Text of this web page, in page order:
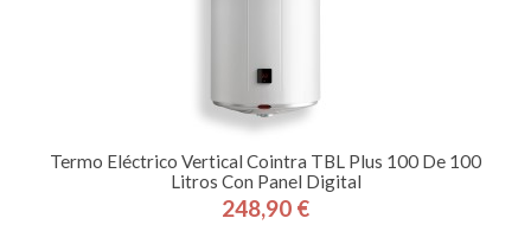
Termo Eléctrico Vertical Cointra TBL Plus 100 De 100
Litros Con Panel Digital
Precio
248,90 €